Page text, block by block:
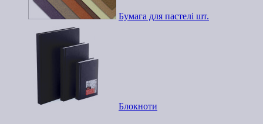
Бумага для пастелі шт.
Блокноти